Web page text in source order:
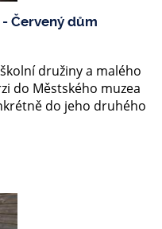
Červený dům
družiny a malého
do Městského muzea
do jeho druhého